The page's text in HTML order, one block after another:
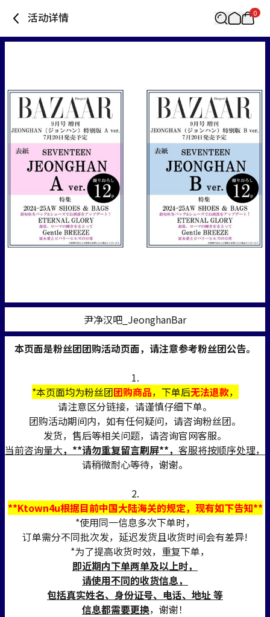
活动详情 0
尹净汉吧_JeonghanBar
本页面是粉丝团团购活动页面，请注意参考粉丝团公告。
1.
*本页面均为粉丝团团购商品，下单后无法退款，
请注意区分链接，请谨慎仔细下单。
团购活动期间内，如有任何疑问，请咨询粉丝团。
发货，售后等相关问题，请咨询官网客服。
当前咨询量大，**请勿重复留言刷屏**， 客服将按顺序处理，
请稍微耐心等待，谢谢。
2.
**Ktown4u根据目前中国大陆海关的规定，现有如下告知**
*使用同一信息多次下单时，
订单需分不同批次发，延迟发货且收货时间会有差异!
*为了提高收货时效，重复下单，
即近期内下单两单及以上时，
请使用不同的收货信息，
包括真实姓名、身份证号、电话、地址 等
信息都需要更换，谢谢！